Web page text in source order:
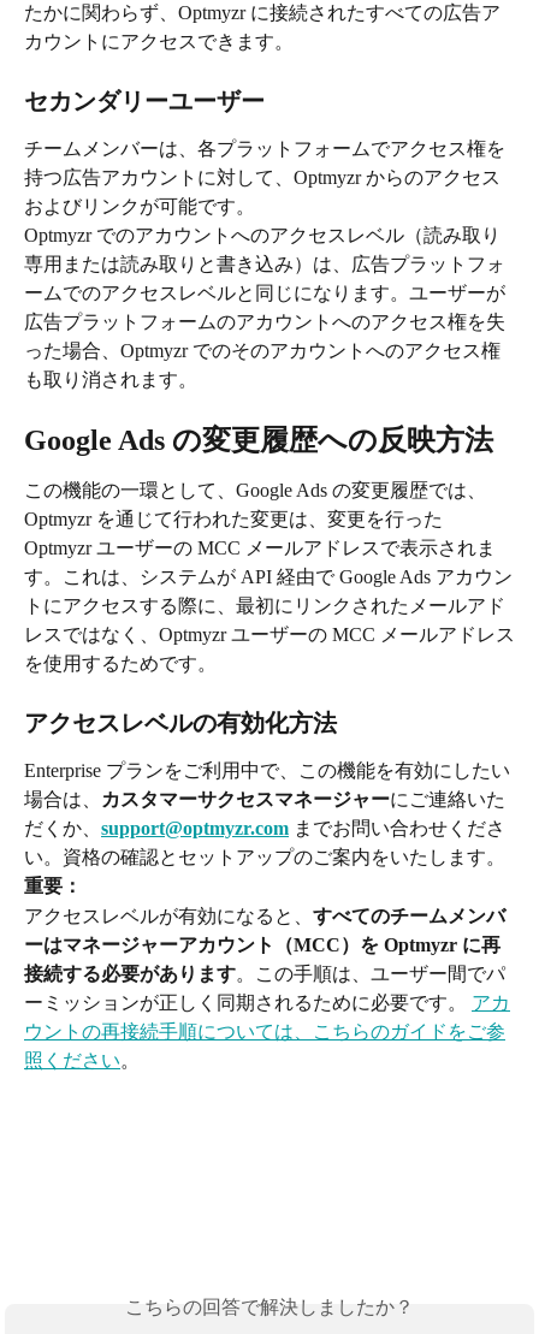
たかに関わらず、Optmyzr に接続されたすべての広告ア
カウントにアクセスできます。
セカンダリーユーザー
チームメンバーは、各プラットフォームでアクセス権を
持つ広告アカウントに対して、Optmyzr からのアクセス
およびリンクが可能です。
Optmyzr でのアカウントへのアクセスレベル（読み取り
専用または読み取りと書き込み）は、広告プラットフォ
ームでのアクセスレベルと同じになります。ユーザーが
広告プラットフォームのアカウントへのアクセス権を失
った場合、Optmyzr でのそのアカウントへのアクセス権
も取り消されます。
Google Ads の変更履歴への反映方法
この機能の一環として、Google Ads の変更履歴では、
Optmyzr を通じて行われた変更は、変更を行った
Optmyzr ユーザーの MCC メールアドレスで表示されま
す。これは、システムが API 経由で Google Ads アカウン
トにアクセスする際に、最初にリンクされたメールアド
レスではなく、Optmyzr ユーザーの MCC メールアドレス
を使用するためです。
アクセスレベルの有効化方法
Enterprise プランをご利用中で、この機能を有効にしたい
場合は、
カスタマーサクセスマネージャーにご連絡いた
だくか、 support@optmyzr.com までお問い合わせくださ
い。資格の確認とセットアップのご案内をいたします。
重要：
アクセスレベルが有効になると、 すべてのチームメンバ
ーはマネージャーアカウント（MCC）を Optmyzr に再
接続する必要があります。この手順は、ユーザー間でパ
ーミッションが正しく同期されるために必要です。 アカ
ウントの再接続手順については、こちらのガイドをご参
照ください。
こちらの回答で解決しましたか？